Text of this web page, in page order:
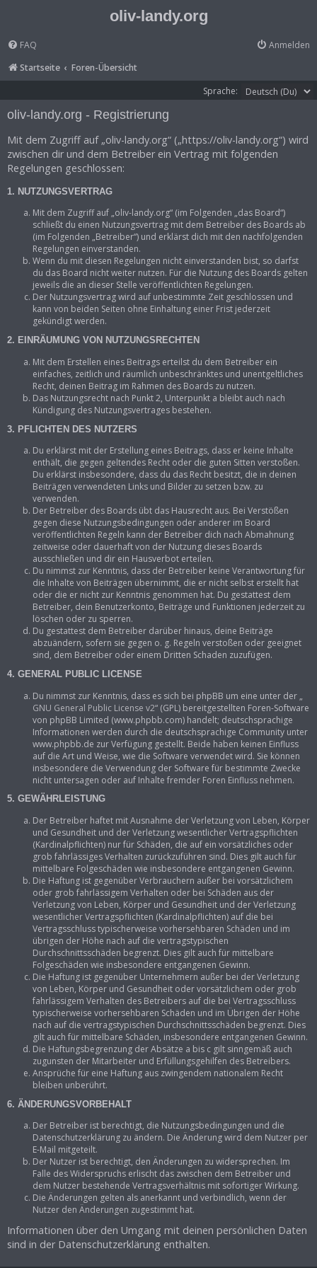
oliv-landy.org
FAQ
Anmelden
Startseite
Foren-Übersicht
Sprache:
oliv-landy.org - Registrierung
Mit dem Zugriff auf „oliv-landy.org“ („https://oliv-landy.org“) wird
zwischen dir und dem Betreiber ein Vertrag mit folgenden
Regelungen geschlossen:
1. NUTZUNGSVERTRAG
Mit dem Zugriff auf „oliv-landy.org“ (im Folgenden „das Board“)
schließt du einen Nutzungsvertrag mit dem Betreiber des Boards ab
(im Folgenden „Betreiber“) und erklärst dich mit den nachfolgenden
Regelungen einverstanden.
Wenn du mit diesen Regelungen nicht einverstanden bist, so darfst
du das Board nicht weiter nutzen. Für die Nutzung des Boards gelten
jeweils die an dieser Stelle veröffentlichten Regelungen.
Der Nutzungsvertrag wird auf unbestimmte Zeit geschlossen und
kann von beiden Seiten ohne Einhaltung einer Frist jederzeit
gekündigt werden.
2. EINRÄUMUNG VON NUTZUNGSRECHTEN
Mit dem Erstellen eines Beitrags erteilst du dem Betreiber ein
einfaches, zeitlich und räumlich unbeschränktes und unentgeltliches
Recht, deinen Beitrag im Rahmen des Boards zu nutzen.
Das Nutzungsrecht nach Punkt 2, Unterpunkt a bleibt auch nach
Kündigung des Nutzungsvertrages bestehen.
3. PFLICHTEN DES NUTZERS
Du erklärst mit der Erstellung eines Beitrags, dass er keine Inhalte
enthält, die gegen geltendes Recht oder die guten Sitten verstoßen.
Du erklärst insbesondere, dass du das Recht besitzt, die in deinen
Beiträgen verwendeten Links und Bilder zu setzen bzw. zu
verwenden.
Der Betreiber des Boards übt das Hausrecht aus. Bei Verstößen
gegen diese Nutzungsbedingungen oder anderer im Board
veröffentlichten Regeln kann der Betreiber dich nach Abmahnung
zeitweise oder dauerhaft von der Nutzung dieses Boards
ausschließen und dir ein Hausverbot erteilen.
Du nimmst zur Kenntnis, dass der Betreiber keine Verantwortung für
die Inhalte von Beiträgen übernimmt, die er nicht selbst erstellt hat
oder die er nicht zur Kenntnis genommen hat. Du gestattest dem
Betreiber, dein Benutzerkonto, Beiträge und Funktionen jederzeit zu
löschen oder zu sperren.
Du gestattest dem Betreiber darüber hinaus, deine Beiträge
abzuändern, sofern sie gegen o. g. Regeln verstoßen oder geeignet
sind, dem Betreiber oder einem Dritten Schaden zuzufügen.
4. GENERAL PUBLIC LICENSE
Du nimmst zur Kenntnis, dass es sich bei phpBB um eine unter der „
GNU General Public License v2“ (GPL) bereitgestellten Foren-Software
von phpBB Limited (www.phpbb.com) handelt; deutschsprachige
Informationen werden durch die deutschsprachige Community unter
www.phpbb.de zur Verfügung gestellt. Beide haben keinen Einfluss
auf die Art und Weise, wie die Software verwendet wird. Sie können
insbesondere die Verwendung der Software für bestimmte Zwecke
nicht untersagen oder auf Inhalte fremder Foren Einfluss nehmen.
5. GEWÄHRLEISTUNG
Der Betreiber haftet mit Ausnahme der Verletzung von Leben, Körper
und Gesundheit und der Verletzung wesentlicher Vertragspflichten
(Kardinalpflichten) nur für Schäden, die auf ein vorsätzliches oder
grob fahrlässiges Verhalten zurückzuführen sind. Dies gilt auch für
mittelbare Folgeschäden wie insbesondere entgangenen Gewinn.
Die Haftung ist gegenüber Verbrauchern außer bei vorsätzlichem
oder grob fahrlässigem Verhalten oder bei Schäden aus der
Verletzung von Leben, Körper und Gesundheit und der Verletzung
wesentlicher Vertragspflichten (Kardinalpflichten) auf die bei
Vertragsschluss typischerweise vorhersehbaren Schäden und im
übrigen der Höhe nach auf die vertragstypischen
Durchschnittsschäden begrenzt. Dies gilt auch für mittelbare
Folgeschäden wie insbesondere entgangenen Gewinn.
Die Haftung ist gegenüber Unternehmern außer bei der Verletzung
von Leben, Körper und Gesundheit oder vorsätzlichem oder grob
fahrlässigem Verhalten des Betreibers auf die bei Vertragsschluss
typischerweise vorhersehbaren Schäden und im Übrigen der Höhe
nach auf die vertragstypischen Durchschnittsschäden begrenzt. Dies
gilt auch für mittelbare Schäden, insbesondere entgangenen Gewinn.
Die Haftungsbegrenzung der Absätze a bis c gilt sinngemäß auch
zugunsten der Mitarbeiter und Erfüllungsgehilfen des Betreibers.
Ansprüche für eine Haftung aus zwingendem nationalem Recht
bleiben unberührt.
6. ÄNDERUNGSVORBEHALT
Der Betreiber ist berechtigt, die Nutzungsbedingungen und die
Datenschutzerklärung zu ändern. Die Änderung wird dem Nutzer per
E-Mail mitgeteilt.
Der Nutzer ist berechtigt, den Änderungen zu widersprechen. Im
Falle des Widerspruchs erlischt das zwischen dem Betreiber und
dem Nutzer bestehende Vertragsverhältnis mit sofortiger Wirkung.
Die Änderungen gelten als anerkannt und verbindlich, wenn der
Nutzer den Änderungen zugestimmt hat.
Informationen über den Umgang mit deinen persönlichen Daten
sind in der Datenschutzerklärung enthalten.